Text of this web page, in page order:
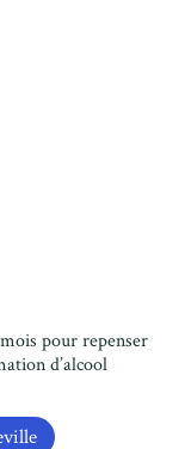
pour repenser
d’alcool